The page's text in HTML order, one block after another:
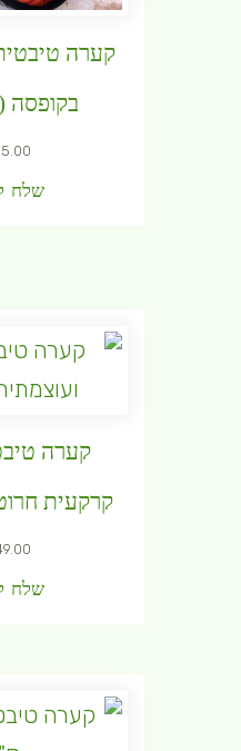
קערה
בקופסה (13
שלח
קערה
קרקעית חרוטה –
שלח